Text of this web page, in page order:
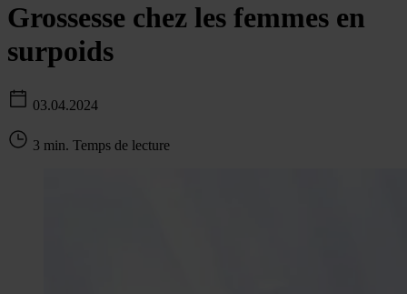
Grossesse chez les femmes en
surpoids
03.04.2024
3 min. Temps de lecture